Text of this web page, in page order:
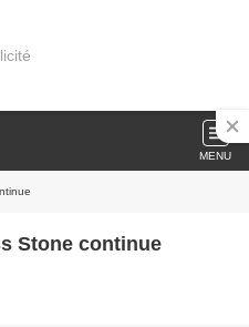
MENU
Stone continue